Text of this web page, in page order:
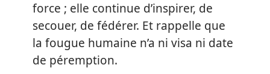
force ; elle continue d’inspirer, de
secouer, de fédérer. Et rappelle que
la fougue humaine n’a ni visa ni date
de péremption.